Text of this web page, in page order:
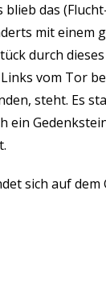
blieb das
mit
durch
vom Tor
steht. Es
ein
sich auf dem